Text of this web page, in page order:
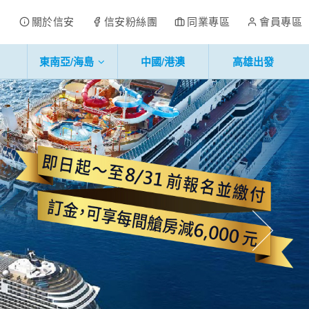
關於信安 信安粉絲團 同業專區 會員專區
東南亞/海島 中國/港澳 高雄出發
往後